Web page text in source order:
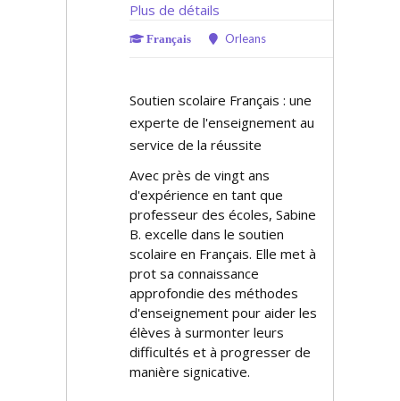
Plus de détails
Français Orleans
Soutien scolaire Français : une
experte de l'enseignement au
service de la réussite
Avec près de vingt ans
d'expérience en tant que
professeur des écoles, Sabine
B. excelle dans le soutien
scolaire en Français. Elle met à
profit sa connaissance
approfondie des méthodes
d'enseignement pour aider les
élèves à surmonter leurs
difficultés et à progresser de
manière significative.